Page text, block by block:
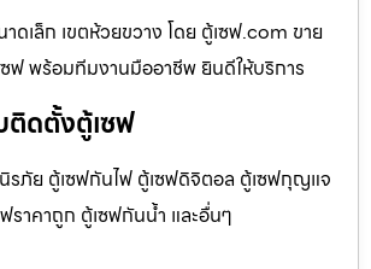
ดเล็ก เขตห้วยขวาง โดย ตู้เซฟ.com ขาย
ฟ พร้อมทีมงานมืออาชีพ ยินดีให้บริการ
ติดตั้งตู้เซฟ
นิรภัย ตู้เซฟกันไฟ ตู้เซฟดิจิตอล ตู้เซฟกุญแจ
ราคาถูก ตู้เซฟกันน้ำ และอื่นๆ